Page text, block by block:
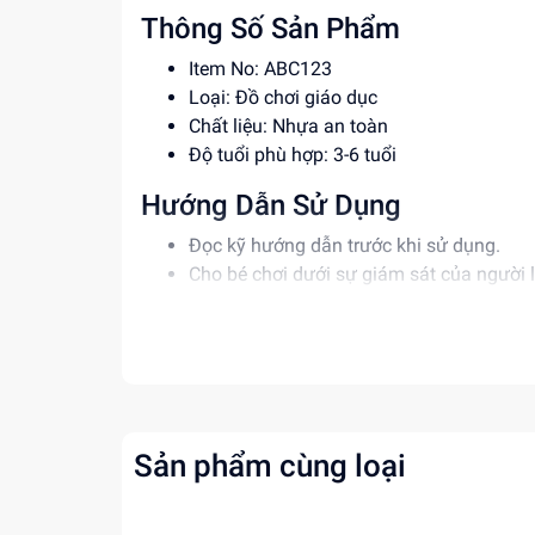
Thông Số Sản Phẩm
Item No: ABC123
Loại: Đồ chơi giáo dục
Chất liệu: Nhựa an toàn
Độ tuổi phù hợp: 3-6 tuổi
Hướng Dẫn Sử Dụng
Đọc kỹ hướng dẫn trước khi sử dụng.
Cho bé chơi dưới sự giám sát của người
Vệ sinh đồ chơi thường xuyên để đảm
Phát triển kỹ năng tay mắt và sự phối hợp.
Sản phẩm cùng loại